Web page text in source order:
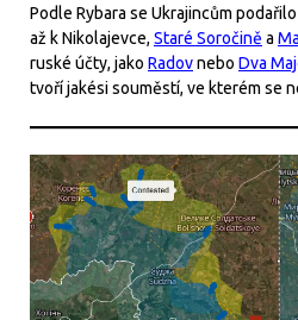
Podle Rybara se Ukrajincům
až k Nikolajevce, Staré Soročině a
ruské účty, jako Radovnebo Dva
tvoří jakési souměstí, ve kterém se